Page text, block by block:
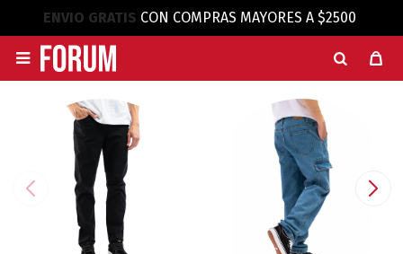
ENVIO GRATIS CON COMPRAS MAYORES A $2500
